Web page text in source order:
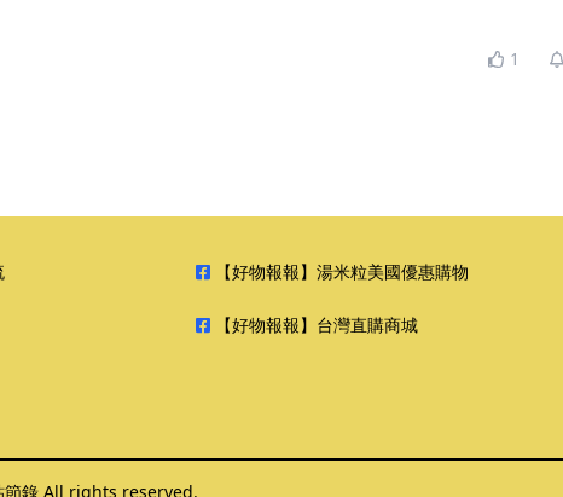
1
【好物報報】湯米粒美國優惠購物
【好物報報】台灣直購商城
節錄 All rights reserved.